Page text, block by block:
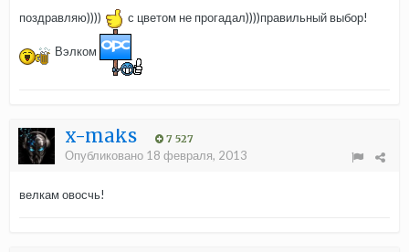
поздравляю)))) с цветом не прогадал))))правильный выбор!
Вэлком
x-maks 7 527
Опубликовано 18 февраля, 2013
велкам овосчь!